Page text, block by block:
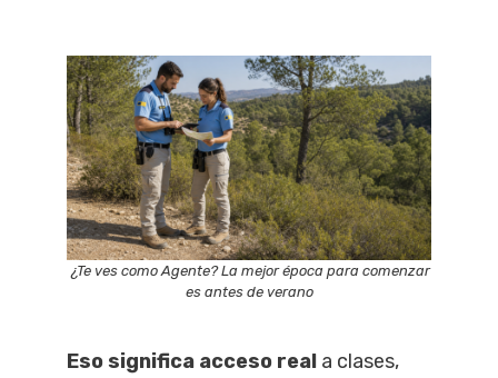
¿Te ves como Agente? La mejor época para comenzar
es antes de verano
Eso significa acceso real a clases,